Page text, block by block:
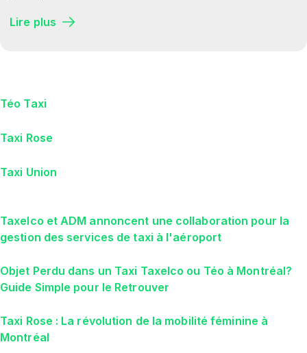
Lire plus
Téo Taxi
Taxi Rose
Taxi Union
Taxelco et ADM annoncent une collaboration pour la
gestion des services de taxi à l'aéroport
Objet Perdu dans un Taxi Taxelco ou Téo à Montréal?
Guide Simple pour le Retrouver
Taxi Rose : La révolution de la mobilité féminine à
Montréal